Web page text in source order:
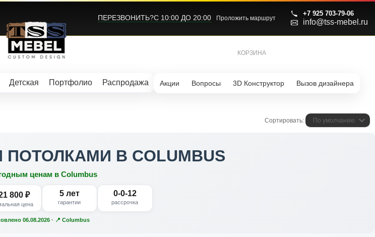
ПЕРЕЗВОНИТЬ?С 10:00 ДО 20:00 Проложить маршрут
+7 925 703-79-06
info@tss-mebel.ru
КОРЗИНА
Детская Портфолио Распродажа Акции Вопросы 3D Конструктор Вызов дизайнера
Сортировать: По умолчанию
В COLUMBUS
ценам в Columbus
800 ₽
цена
5 лет
гарантии
0-0-12
рассрочка
06.08.2026 · 📍 Columbus